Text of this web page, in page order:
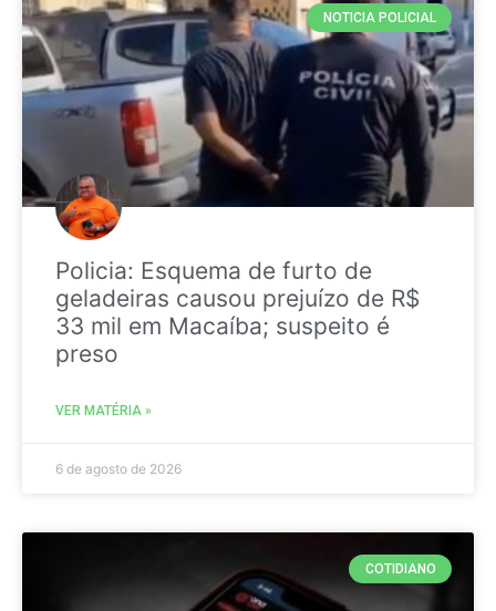
NOTICIA POLICIAL
Policia: Esquema de furto de
geladeiras causou prejuízo de R$
33 mil em Macaíba; suspeito é
preso
VER MATÉRIA »
6 de agosto de 2026
COTIDIANO